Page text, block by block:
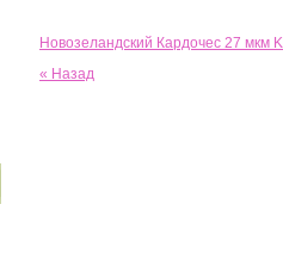
Новозеландский Кардочес 27 мкм
« Назад